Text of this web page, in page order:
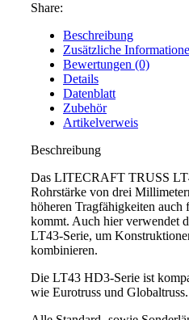
Share:
Beschreibung
Zusätzliche
Bewertungen (0)
Details
Datenblatt
Zubehör
Artikelverweis
Beschreibung
Das LITECRAFT TRUSS
Rohrstärke von drei
höheren Tragfähigkeiten
kommt. Auch hier verwendet
LT43-Serie, um
kombinieren.
Die LT43 HD3-Serie ist
wie Eurotruss und